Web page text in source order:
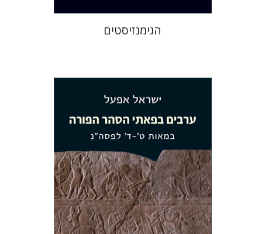
הגימנזיסטים
ישראל אפעל